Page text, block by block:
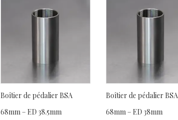
Boîtier de pédalier BSA
68mm – ED 38.5mm
Boîtier de pédalier BSA
68mm – ED 38mm